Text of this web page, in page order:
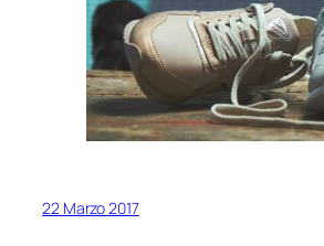
22 Marzo 2017